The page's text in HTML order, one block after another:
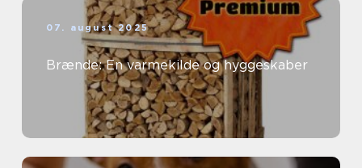
07. august 2025
Brænde: En varmekilde og hyggeskaber